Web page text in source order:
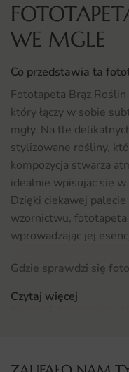
WE MGLE
Co przedstawia ta
Fototapeta Brąz
który łączy w sobie
mgły. Na tle
stylizowane rośliny,
kompozycja stwarza
idealnie wpisując się
Dzięki ciekawej
wzornictwu,
wprowadzając jej
Gdzie sprawdzi się
Fototapeta Brąz
kreatywności. Można
Czytaj więcej